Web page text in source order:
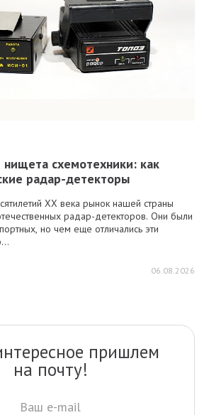
нищета схемотехники: как
радар-детекторы
XX века рынок нашей страны
радар-детекторов. Они были
но чем еще отличались эти
06.08.2026
пришлем
на почту!